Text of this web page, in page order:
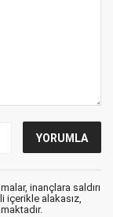
inançlara saldırı
içerikle alakasız,